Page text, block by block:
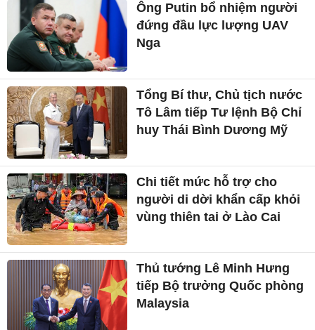
Ông Putin bổ nhiệm người
đứng đầu lực lượng UAV
Nga
Tổng Bí thư, Chủ tịch nước
Tô Lâm tiếp Tư lệnh Bộ Chỉ
huy Thái Bình Dương Mỹ
Chi tiết mức hỗ trợ cho
người di dời khẩn cấp khỏi
vùng thiên tai ở Lào Cai
Thủ tướng Lê Minh Hưng
tiếp Bộ trưởng Quốc phòng
Malaysia